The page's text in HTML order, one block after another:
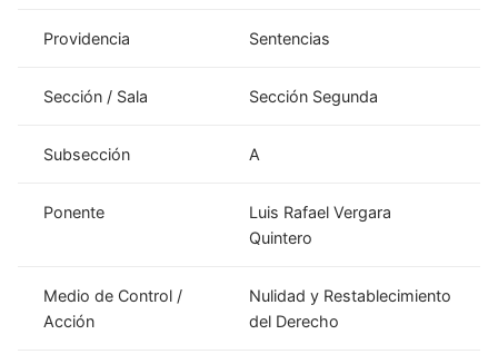
Providencia Sentencias
Sección / Sala Sección Segunda
Subsección A
Ponente
Luis Rafael Vergara
Quintero
Medio de Control /
Acción
Nulidad y Restablecimiento
del Derecho